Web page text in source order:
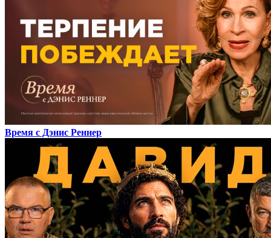
Время с Дэнис Реннер